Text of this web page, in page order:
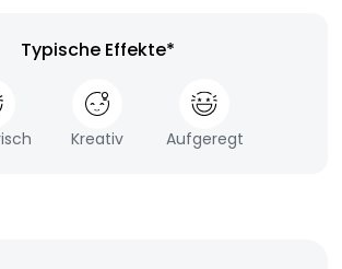
Typische Effekte*
Kreativ Aufgeregt